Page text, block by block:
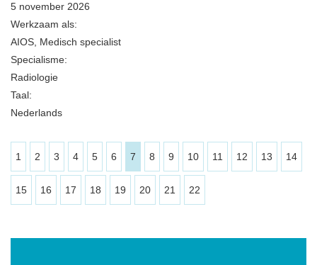
5 november 2026
Werkzaam als:
AIOS, Medisch specialist
Specialisme:
Radiologie
Taal:
Nederlands
1 2 3 4 5 6 7 8 9 10 11 12 13 14
15 16 17 18 19 20 21 22